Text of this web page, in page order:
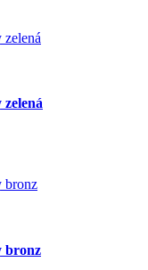
bronz